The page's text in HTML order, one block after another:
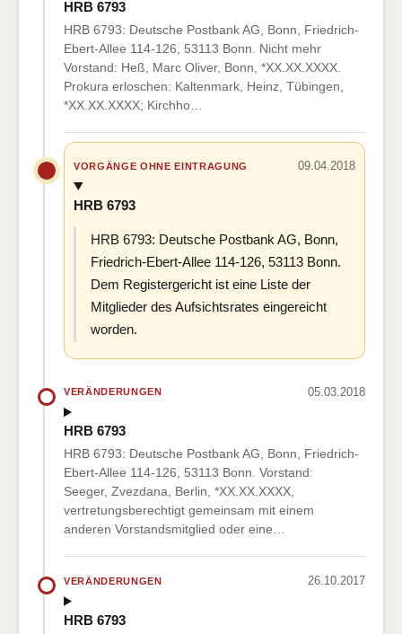
HRB 6793
HRB 6793: Deutsche Postbank AG, Bonn, Friedrich-
Ebert-Allee 114-126, 53113 Bonn. Nicht mehr
Vorstand: Heß, Marc Oliver, Bonn, *XX.XX.XXXX.
Prokura erloschen: Kaltenmark, Heinz, Tübingen,
*XX.XX.XXXX; Kirchho…
VORGÄNGE OHNE EINTRAGUNG 09.04.2018
HRB 6793
HRB 6793: Deutsche Postbank AG, Bonn,
Friedrich-Ebert-Allee 114-126, 53113 Bonn.
Dem Registergericht ist eine Liste der
Mitglieder des Aufsichtsrates eingereicht
worden.
VERÄNDERUNGEN 05.03.2018
HRB 6793
HRB 6793: Deutsche Postbank AG, Bonn, Friedrich-
Ebert-Allee 114-126, 53113 Bonn. Vorstand:
Seeger, Zvezdana, Berlin, *XX.XX.XXXX,
vertretungsberechtigt gemeinsam mit einem
anderen Vorstandsmitglied oder eine…
VERÄNDERUNGEN 26.10.2017
HRB 6793